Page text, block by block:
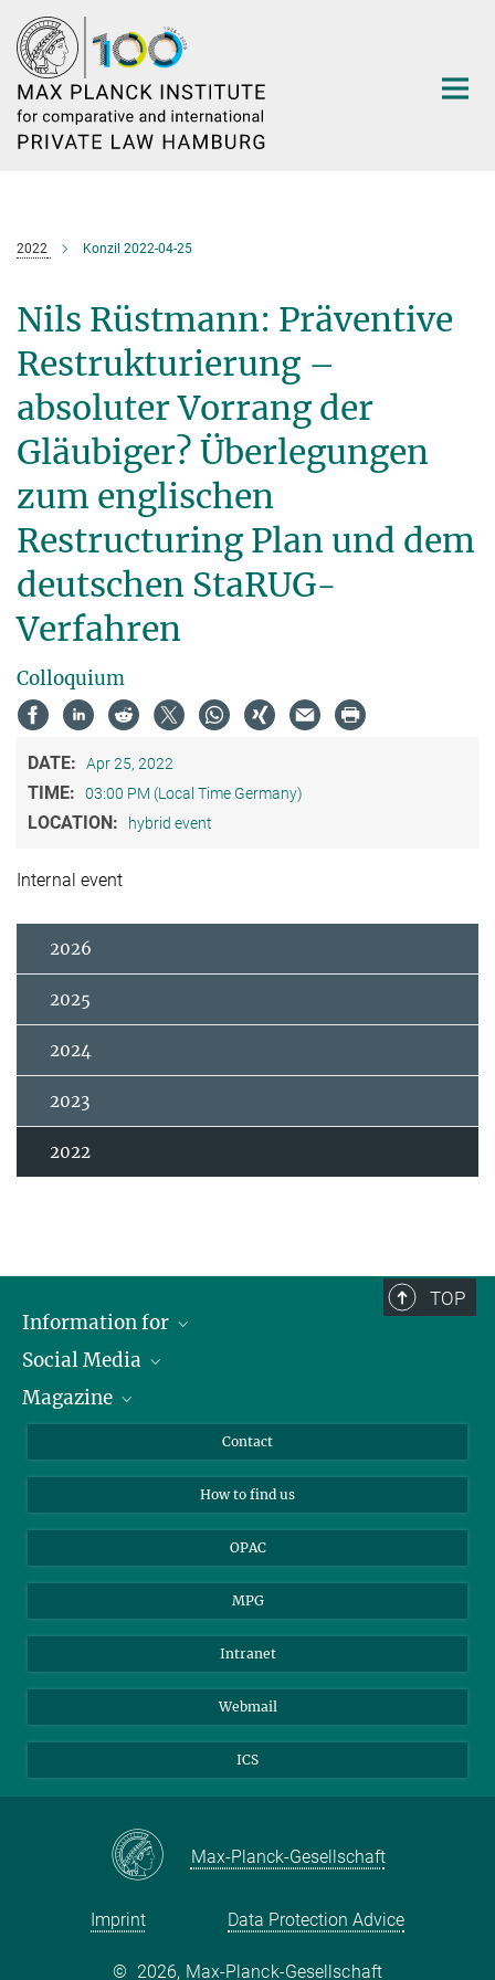
Main-
Content
2022 Konzil 2022-04-25
Nils Rüstmann: Präventive
Restrukturierung –
absoluter Vorrang der
Gläubiger? Überlegungen
zum englischen
Restructuring Plan und dem
deutschen StaRUG-
Verfahren
Colloquium
DATE: Apr 25, 2022
TIME: 03:00 PM (Local Time Germany)
LOCATION: hybrid event
Internal event
2026
2025
2024
2023
2022
TOP
Information for
Journalists
Scholarship Recipients
Social Media
LinkedIn
Magazine
Contact
How to find us
OPAC
MPG
Intranet
Webmail
ICS
Max-Planck-Gesellschaft
Imprint Data Protection Advice
© 2026, Max-Planck-Gesellschaft